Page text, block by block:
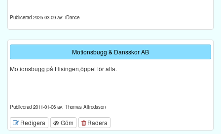
Publicerad 2025-03-09 av: iDance
Motionsbugg & Dansskor AB
Motionsbugg på Hisingen,öppet för alla.
Publicerad 2011-01-06 av: Thomas Alfredsson
Redigera Göm Radera